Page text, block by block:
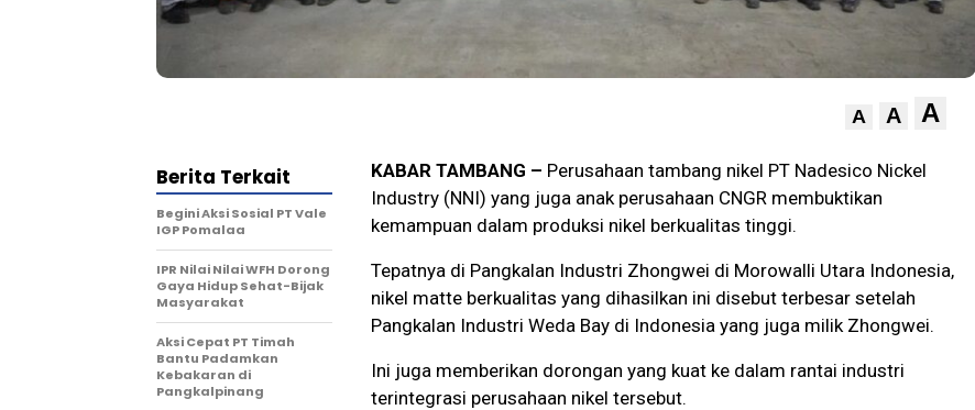
A A A
KABAR TAMBANG – Perusahaan tambang nikel PT Nadesico Nickel
Industry (NNI) yang juga anak perusahaan CNGR membuktikan
kemampuan dalam produksi nikel berkualitas tinggi.
Tepatnya di Pangkalan Industri Zhongwei di Morowalli Utara Indonesia,
nikel matte berkualitas yang dihasilkan ini disebut terbesar setelah
Pangkalan Industri Weda Bay di Indonesia yang juga milik Zhongwei.
Ini juga memberikan dorongan yang kuat ke dalam rantai industri
terintegrasi perusahaan nikel tersebut.
Berita Terkait
Begini Aksi Sosial PT Vale
IGP Pomalaa
IPR Nilai Nilai WFH Dorong
Gaya Hidup Sehat-Bijak
Masyarakat
Aksi Cepat PT Timah
Bantu Padamkan
Kebakaran di
Pangkalpinang